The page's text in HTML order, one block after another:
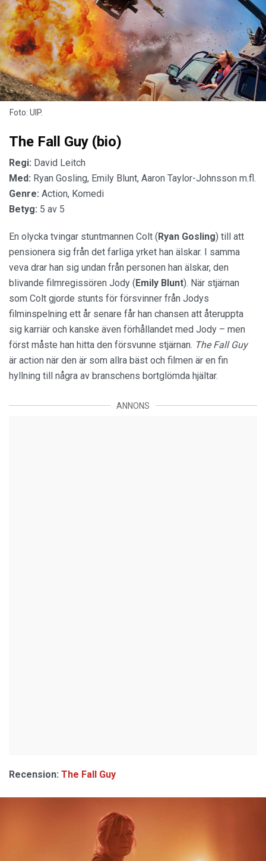
Foto: UIP.
The Fall Guy (bio)
Regi: David Leitch
Med: Ryan Gosling, Emily Blunt, Aaron Taylor-Johnsson m.fl.
Genre: Action, Komedi
Betyg: 5 av 5
En olycka tvingar stuntmannen Colt (Ryan Gosling) till att
pensionera sig från det farliga yrket han älskar. I samma
veva drar han sig undan från personen han älskar, den
blivande filmregissören Jody (Emily Blunt). När stjärnan
som Colt gjorde stunts för försvinner från Jodys
filminspelning ett år senare får han chansen att återuppta
sig karriär och kanske även förhållandet med Jody – men
först måste han hitta den försvunne stjärnan. The Fall Guy
är action när den är som allra bäst och filmen är en fin
hyllning till några av branschens bortglömda hjältar.
ANNONS
Recension: The Fall Guy